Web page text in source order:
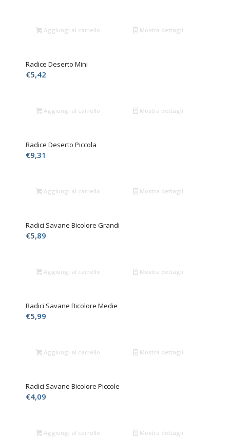
Aggiungi al carrello Mostra dettagli
Radice Deserto Mini
€5,42
Aggiungi al carrello Mostra dettagli
Radice Deserto Piccola
€9,31
Aggiungi al carrello Mostra dettagli
Radici Savane Bicolore Grandi
€5,89
Aggiungi al carrello Mostra dettagli
Radici Savane Bicolore Medie
€5,99
Aggiungi al carrello Mostra dettagli
Radici Savane Bicolore Piccole
€4,09
Aggiungi al carrello Mostra dettagli